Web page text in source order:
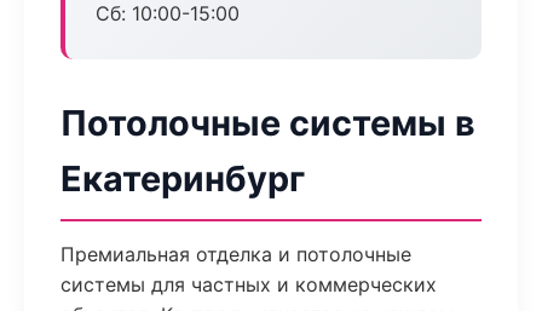
Сб: 10:00-15:00
Потолочные системы в
Екатеринбург
Премиальная отделка и потолочные
системы для частных и коммерческих